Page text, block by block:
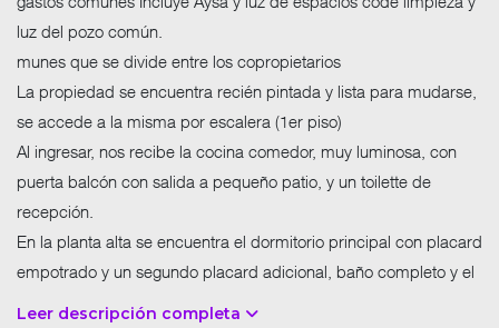
luz del pozo común.
munes que se divide entre los copropietarios
La propiedad se encuentra recién pintada y lista para mudarse,
se accede a la misma por escalera (1er piso)
Al ingresar, nos recibe la cocina comedor, muy luminosa, con
puerta balcón con salida a pequeño patio, y un toilette de
recepción.
En la planta alta se encuentra el dormitorio principal con placard
empotrado y un segundo placard adicional, baño completo y el
segundo dormitorio, más pequeño, con salida al patio donde
Leer descripción completa